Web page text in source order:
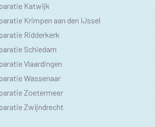
Katwijk
Krimpen aan den IJssel
Ridderkerk
Schiedam
Vlaardingen
Wassenaar
Zoetermeer
Zwijndrecht